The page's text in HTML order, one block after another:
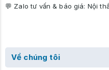
💬 Zalo tư vấn & báo giá: Nội
Về chúng tôi